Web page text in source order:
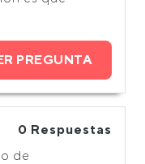
PREGUNTA
0 Respuestas
de